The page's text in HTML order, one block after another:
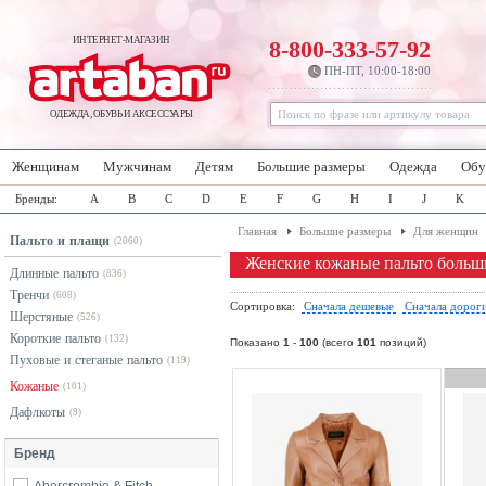
ИНТЕРНЕТ-МАГАЗИН
ОДЕЖДА, ОБУВЬ И АКСЕССУАРЫ
8-800-333-57-92
ПН-ПТ, 10:00-18:00
Женщинам Мужчинам Детям Большие размеры Одежда
Бренды: A B C D E F G H I J K
Пальто и плащи (2060)
Длинные пальто (836)
Тренчи (608)
Шерстяные (526)
Короткие пальто (132)
Пуховые и стеганые пальто (119)
Кожаные (101)
Дафлкоты (9)
Бренд
Главная Большие размеры Для женщин
Женские кожаные пальто
Сортировка: Сначала дешевые Сначала
Показано 1 - 100 (всего 101 позиций)